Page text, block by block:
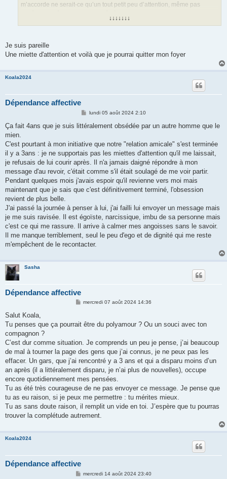
m’accorde ne serait-ce qu’un tout petit peu d’attention, même pas
↓↓↓↓↓↓↓
Je suis pareille
Une miette d'attention et voilà que je pourrai quitter mon foyer
Koala2024
Dépendance affective
M
s
g
lundi 05 août 2024 2:10
Ça fait 4ans que je suis littéralement obsédée par un autre homme que le
mien.
C'est pourtant à mon initiative que notre "relation amicale" s'est terminée
il y a 3ans : je ne supportais pas les miettes d'attention qu'il me laissait,
je refusais de lui courir après. Il n'a jamais daigné répondre à mon
message d'au revoir, c'était comme s'il était soulagé de me voir partir.
Pendant quelques mois j'avais espoir qu'il revienne vers moi mais
maintenant que je sais que c'est définitivement terminé, l'obsession
revient de plus belle.
J'ai passé la journée à penser à lui, j'ai failli lui envoyer un message mais
je me suis ravisée. Il est égoïste, narcissique, imbu de sa personne mais
c'est ce qui me rassure. Il arrive à calmer mes angoisses sans le savoir.
Il me manque terriblement, seul le peu d'ego et de dignité qui me reste
m'empêchent de le recontacter.
Sasha
Dépendance affective
M
a
mercredi 07 août 2024 14:36
Salut Koala,
Tu penses que ça pourrait être du polyamour ? Ou un souci avec ton
compagnon ?
C’est dur comme situation. Je comprends un peu je pense, j’ai beaucoup
de mal à tourner la page des gens que j’ai connus, je ne peux pas les
effacer. Un gars, que j’ai rencontré y a 3 ans et qui a disparu moins d’un
an après (il a littéralement disparu, je n’ai plus de nouvelles), occupe
encore quotidiennement mes pensées.
Tu as été très courageuse de ne pas envoyer ce message. Je pense que
tu as eu raison, si je peux me permettre : tu mérites mieux.
Tu as sans doute raison, il remplit un vide en toi. J’espère que tu pourras
trouver la complétude autrement.
Koala2024
Dépendance affective
Mmercredi 14 août 2024 23:40